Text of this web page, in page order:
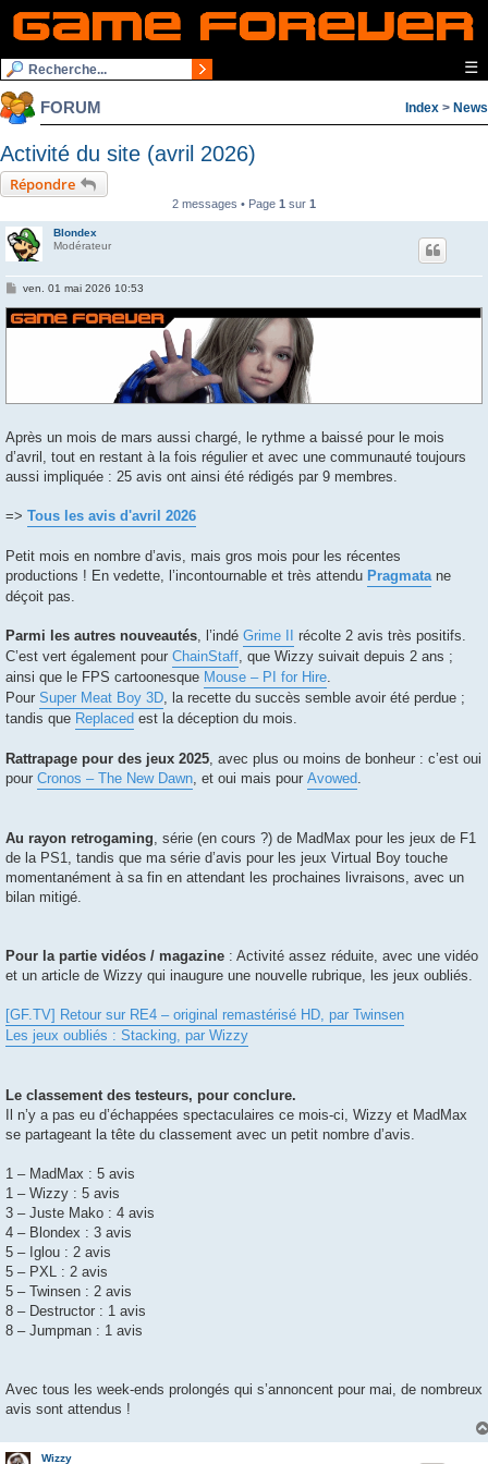
☰
FORUM Index > News
Activité du site (avril 2026)
Répondre
2 messages • Page 1 sur 1
Blondex
Modérateur
M
s
s
ven. 01 mai 2026 10:53
Après un mois de mars aussi chargé, le rythme a baissé pour le mois
d’avril, tout en restant à la fois régulier et avec une communauté toujours
aussi impliquée : 25 avis ont ainsi été rédigés par 9 membres.
=> Tous les avis d'avril 2026
Petit mois en nombre d’avis, mais gros mois pour les récentes
productions ! En vedette, l’incontournable et très attendu Pragmata ne
déçoit pas.
Parmi les autres nouveautés , l’indé Grime II
récolte 2 avis très positifs.
C’est vert également pour ChainStaff , que Wizzy suivait depuis 2 ans ;
ainsi que le FPS cartoonesque Mouse – PI for Hire
Pour Super Meat Boy 3D , la recette du succès semble avoir été perdue ;
tandis que Replaced est la déception du mois.
Rattrapage pour des jeux 2025 , avec plus ou moins de bonheur : c’est oui
pour Cronos – The New Dawn , et oui mais pour Avowed
Au rayon retrogaming , série (en cours ?) de MadMax pour les jeux de F1
de la PS1, tandis que ma série d’avis pour les jeux Virtual Boy touche
momentanément à sa fin en attendant les prochaines livraisons, avec un
bilan mitigé.
Pour la partie vidéos / magazine : Activité assez réduite, avec une vidéo
et un article de Wizzy qui inaugure une nouvelle rubrique, les jeux oubliés.
[GF.TV] Retour sur RE4 – original remastérisé HD, par Twinsen
Les jeux oubliés : Stacking, par Wizzy
Le classement des testeurs, pour conclure.
Il n’y a pas eu d’échappées spectaculaires ce mois-ci, Wizzy et MadMax
se partageant la tête du classement avec un petit nombre d’avis.
1 – MadMax : 5 avis
1 – Wizzy : 5 avis
3 – Juste Mako : 4 avis
4 – Blondex : 3 avis
5 – Iglou : 2 avis
5 – PXL : 2 avis
5 – Twinsen : 2 avis
8 – Destructor : 1 avis
8 – Jumpman : 1 avis
Avec tous les week-ends prolongés qui s’annoncent pour mai, de nombreux
avis sont attendus !
Wizzy